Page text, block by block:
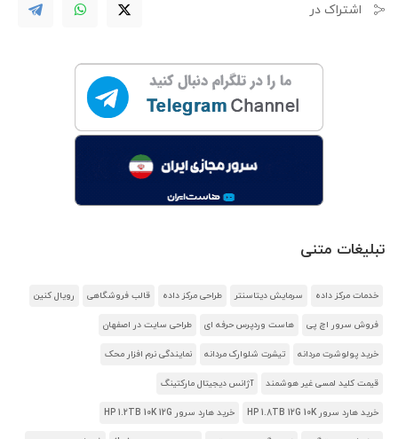
اشتراک در
تبلیغات متنی
خدمات مرکز داده سرمایش دیتاسنتر طراحی مرکز داده قالب فروشگاهی رویال کنین
فروش سرور اچ پی هاست وردپرس حرفه ای طراحی سایت در اصفهان
خرید پولوشرت مردانه تیشرت شلوارک مردانه نمایندگی نرم افزار محک
قیمت کلید لمسی غیر هوشمند آژانس دیجیتال مارکتینگ
خرید هارد سرور HP 1.8TB 12G 10K خرید هارد سرور HP 1.2TB 10K 12G